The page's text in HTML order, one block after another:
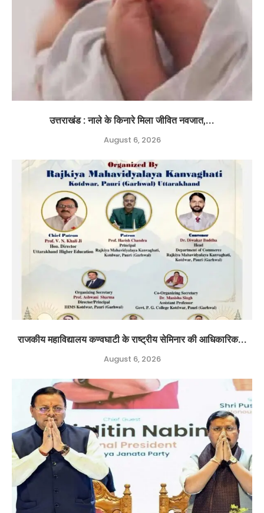
उत्तराखंड : नाले के किनारे मिला जीवित नवजात,...
August 6, 2026
राजकीय महाविद्यालय कण्वघाटी के राष्ट्रीय सेमिनार की आधिकारिक...
August 6, 2026